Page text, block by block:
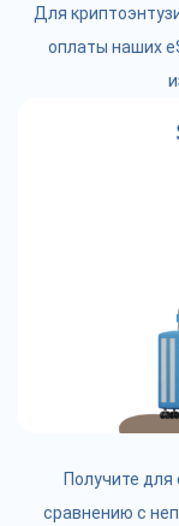
Для
оплаты наших
Получите
сравнению с